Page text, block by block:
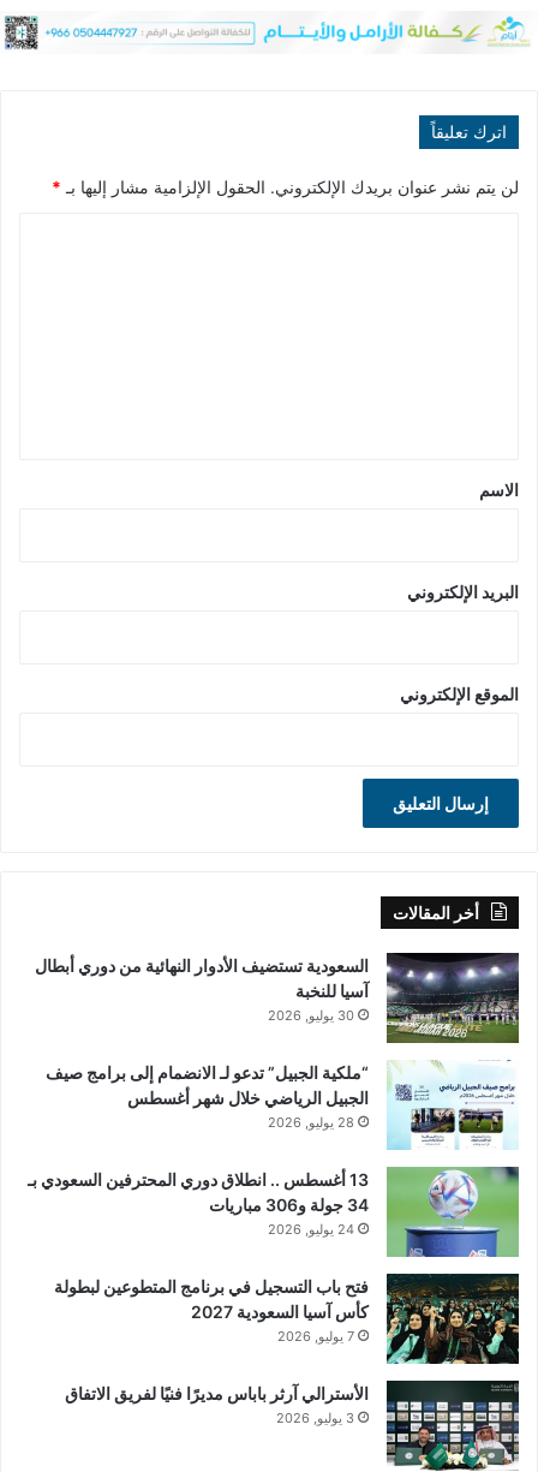
اترك تعليقاً
لن يتم نشر عنوان بريدك الإلكتروني. الحقول الإلزامية مشار إليها بـ *
*
الاسم
البريد الإلكتروني
الموقع الإلكتروني
أخر المقالات
السعودية تستضيف الأدوار النهائية من دوري أبطال
آسيا للنخبة
30 يوليو, 2026
“ملكية الجبيل” تدعو لـ الانضمام إلى برامج صيف
الجبيل الرياضي خلال شهر أغسطس
28 يوليو, 2026
13 أغسطس .. انطلاق دوري المحترفين السعودي بـ
34 جولة و306 مباريات
24 يوليو, 2026
فتح باب التسجيل في برنامج المتطوعين لبطولة
كأس آسيا السعودية 2027
7 يوليو, 2026
الأسترالي آرثر باباس مديرًا فنيًا لفريق الاتفاق
3 يوليو, 2026